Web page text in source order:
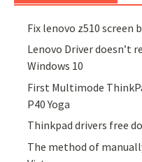
Fix lenovo z510 screen
Lenovo Driver
Windows 10
First Multimode
P40 Yoga
Thinkpad drivers free
The method of